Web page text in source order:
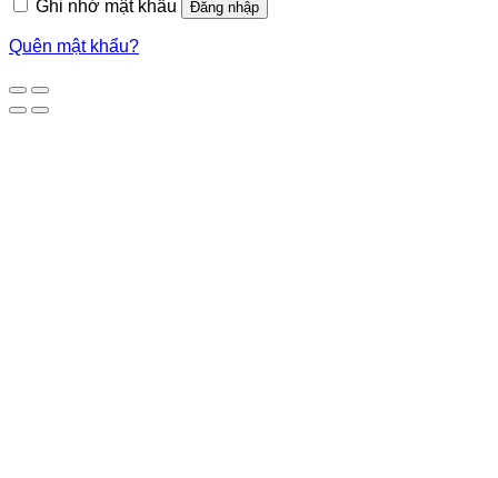
Ghi nhớ mật khẩu Đăng nhập
Quên mật khẩu?